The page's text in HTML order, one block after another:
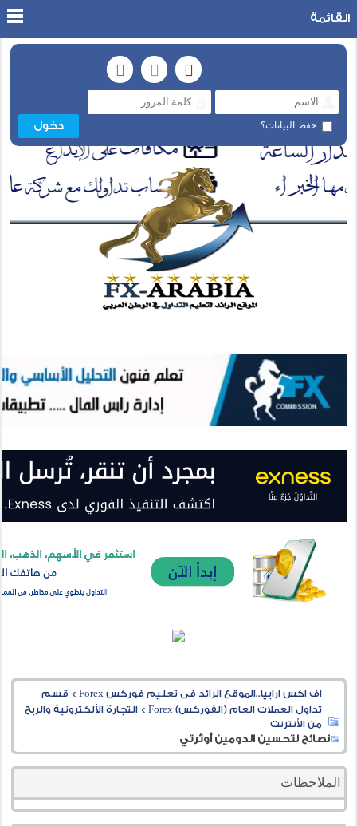
حفظ البيانات؟
القائمة
اف اكس ارابيا..الموقع الرائد فى تعليم فوركس Forex > قسم
تداول العملات العام (الفوركس) Forex
>التجارة الألكترونية والربح
من الأنترنت
نصائح لتحسين الدومين أوثرتي
الملاحظات